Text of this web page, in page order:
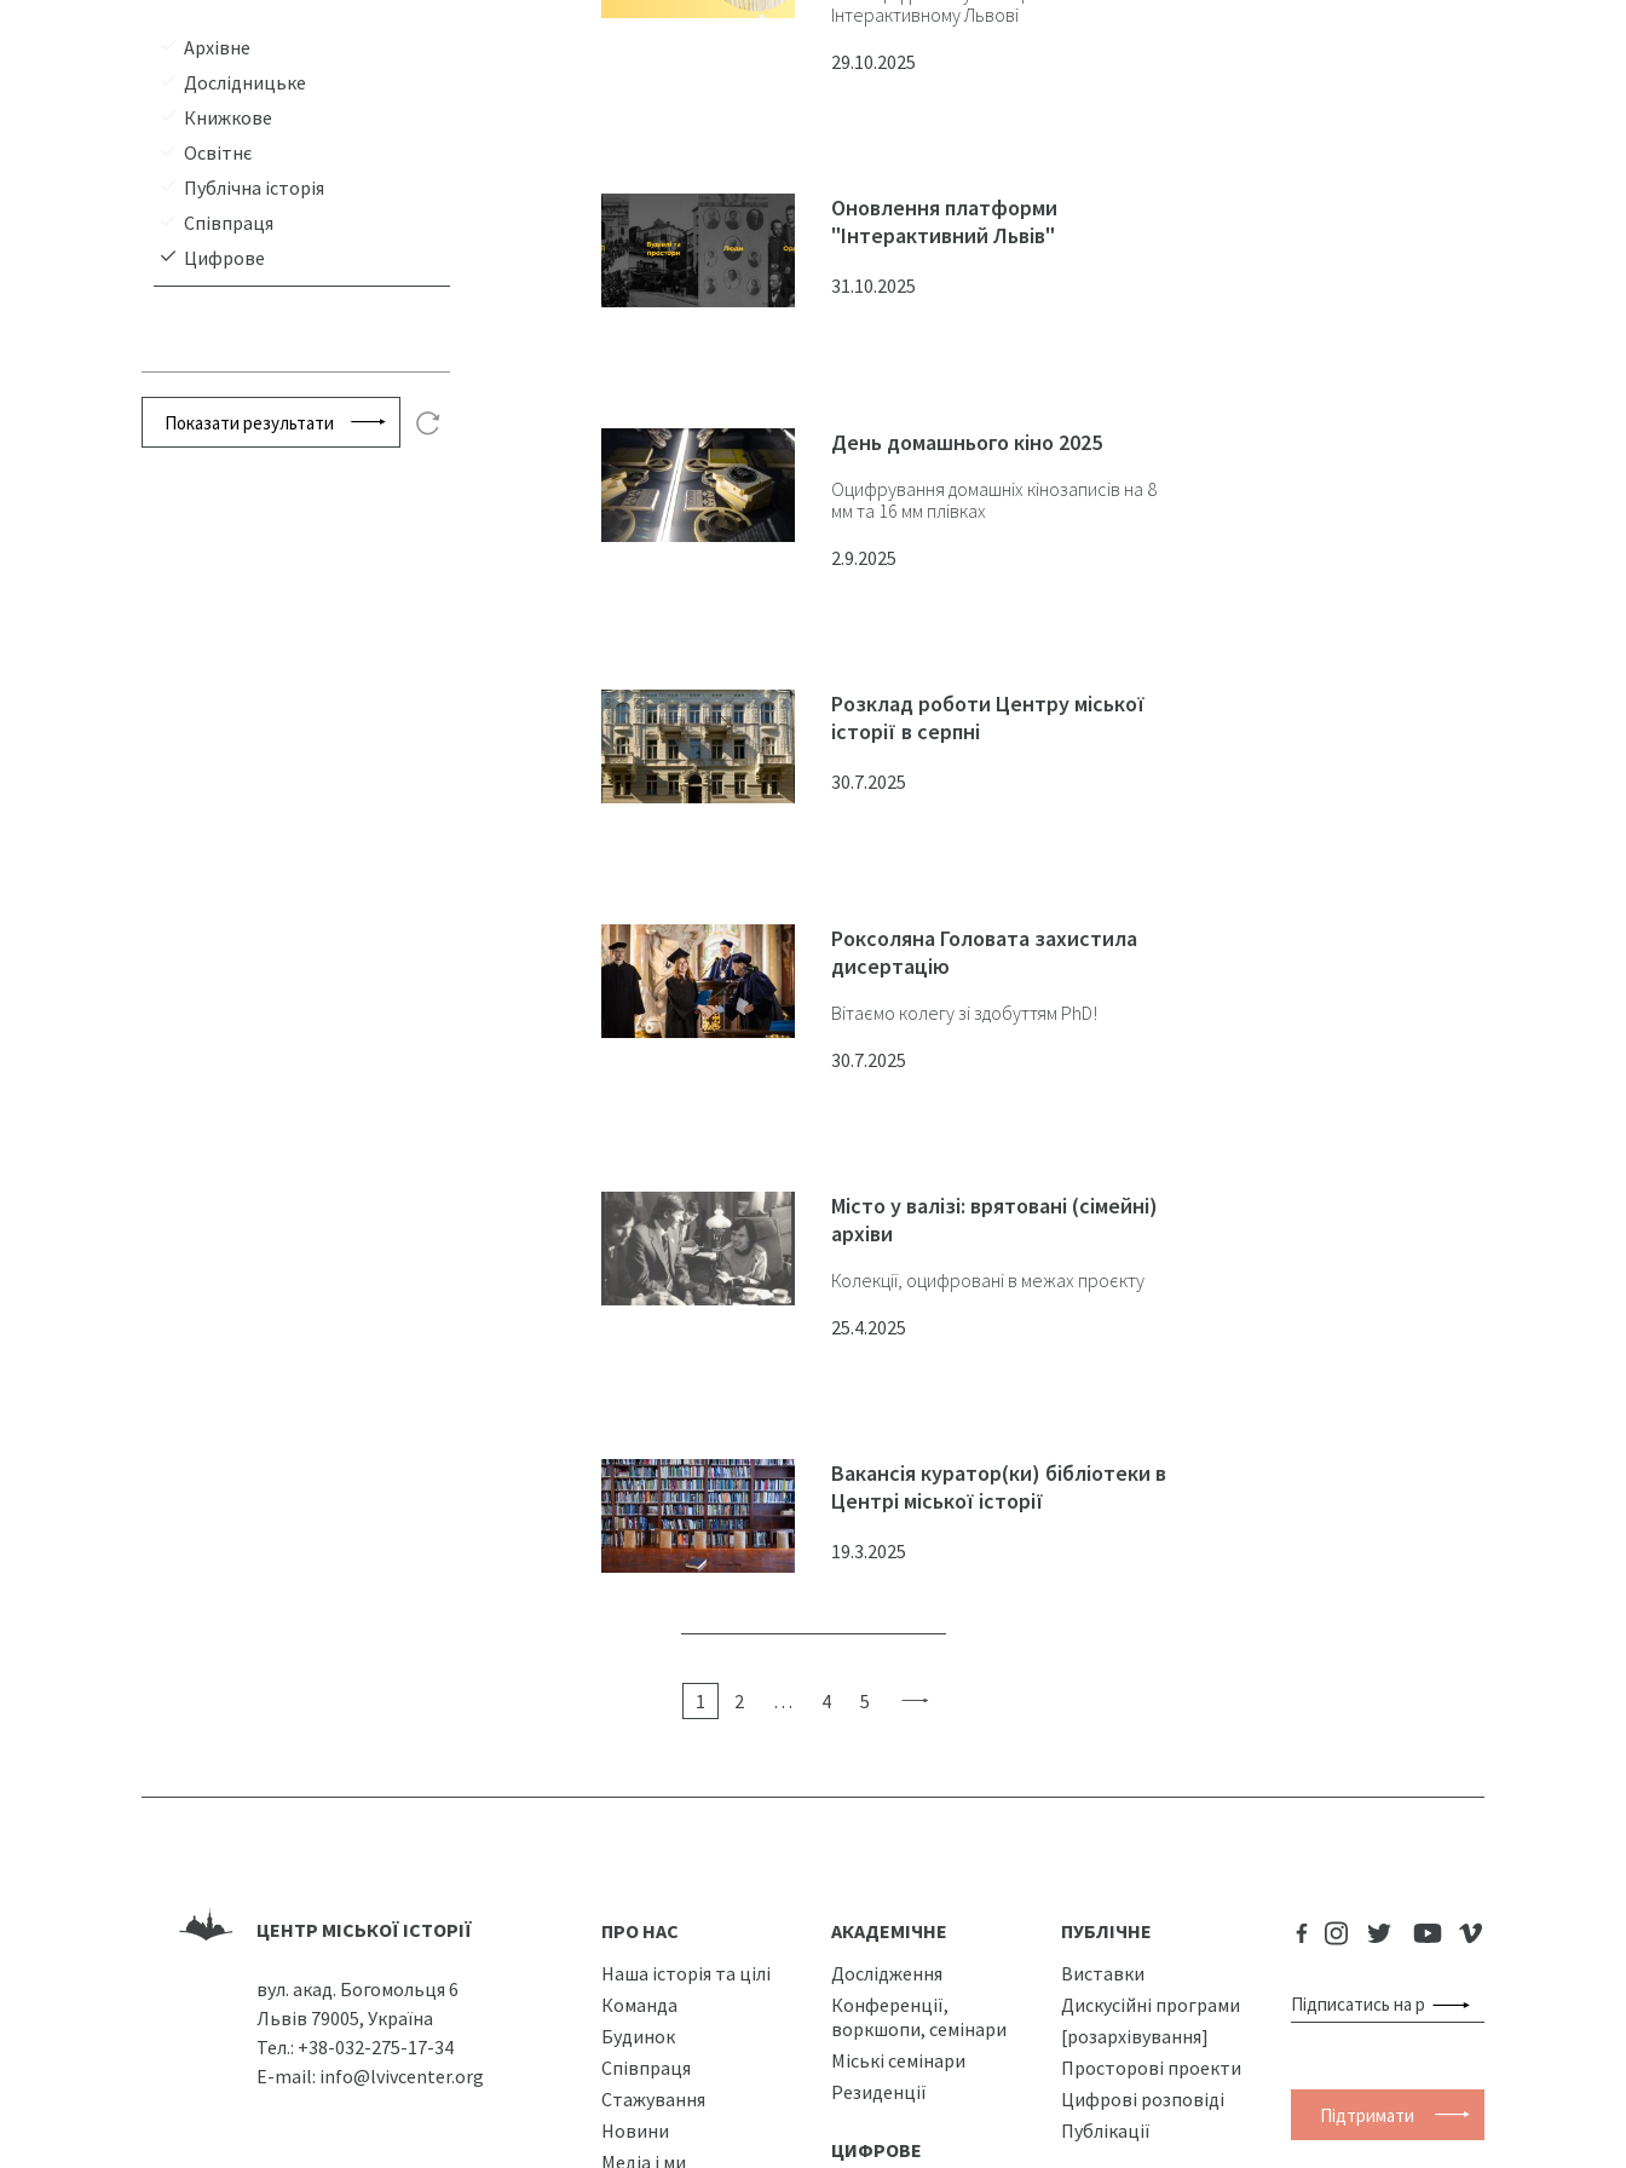
Архівне
Дослідницьке
Книжкове
Освітнє
Публічна історія
Співпраця
Цифрове
Показати результати
Інтерактивному Львові
29.10.2025
Оновлення платформи
"Інтерактивний Львів"
31.10.2025
День домашнього кіно 2025
Оцифрування домашніх кінозаписів на 8
мм та 16 мм плівках
2.9.2025
Розклад роботи Центру міської
історії в серпні
30.7.2025
Роксоляна Головата захистила
дисертацію
Вітаємо колегу зі здобуттям PhD!
30.7.2025
Місто у валізі: врятовані (сімейні)
архіви
Колекції, оцифровані в межах проєкту
25.4.2025
Вакансія куратор(ки) бібліотеки в
Центрі міської історії
19.3.2025
1 2 … 4 5
ЦЕНТР МІСЬКОЇ ІСТОРІЇ
вул. акад. Богомольця 6
Львів 79005, Україна
Тел.: +38-032-275-17-34
E-mail: info@lvivcenter.org
ПРО НАС
Наша історія та цілі
Команда
Будинок
Співпраця
Стажування
Новини
Медіа і ми
АКАДЕМІЧНЕ
Дослідження
Конференції,
воркшопи, семінари
Міські семінари
Резиденції
ЦИФРОВЕ
ПУБЛІЧНЕ
Виставки
Дискусійні програми
[розархівування]
Просторові проекти
Цифрові розповіді
Публікації
Підтримати